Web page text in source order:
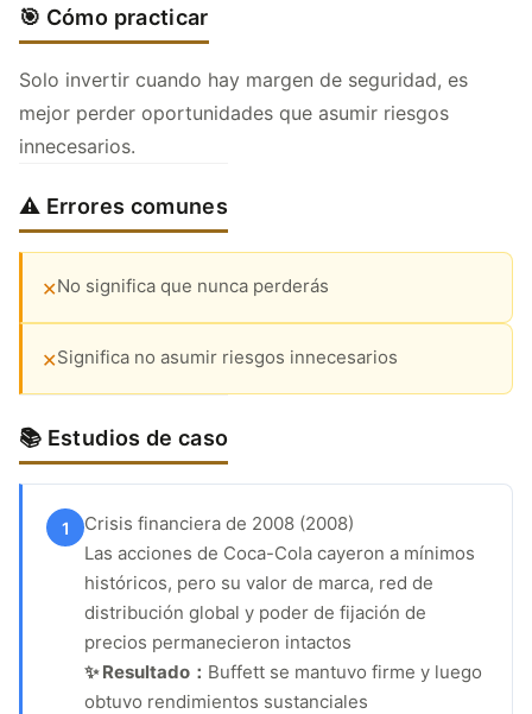
🎯 Cómo practicar
Solo invertir cuando hay margen de seguridad, es
mejor perder oportunidades que asumir riesgos
innecesarios.
⚠️ Errores comunes
✕No significa que nunca perderás
✕Significa no asumir riesgos innecesarios
📚 Estudios de caso
1
Crisis financiera de 2008 (2008)
Las acciones de Coca-Cola cayeron a mínimos
históricos, pero su valor de marca, red de
distribución global y poder de fijación de
precios permanecieron intactos
✨ Resultado： Buffett se mantuvo firme y luego
obtuvo rendimientos sustanciales